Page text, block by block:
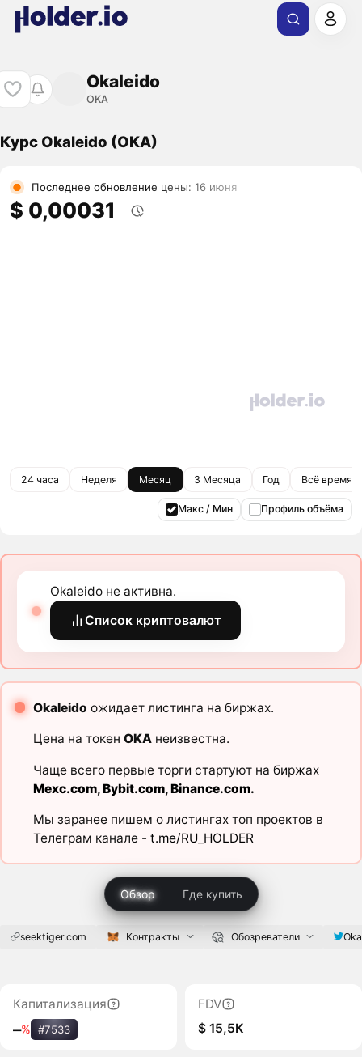
Okaleido
OKA
Курс Okaleido (OKA)
Последнее обновление цены: 16 июня
$ 0,00031
24 часа Неделя Месяц 3 Месяца Год Всё время
Макс / Мин Профиль объёма
Okaleido не активна.
Список криптовалют
Okaleido ожидает листинга на биржах.
Цена на токен OKAнеизвестна.
Чаще всего первые торги стартуют на биржах
Mexc.com,Bybit.com,Binance.com.
Мы заранее пишем о листингах топ проектов в
Телеграм канале - t.me/RU_HOLDER
Обзор Где купить
seektiger.com Контракты Обозреватели
Капитализация
‒% #7533
FDV
$ 15,5K